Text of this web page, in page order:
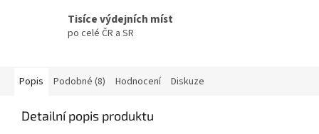
Tisíce výdejních míst
po celé ČR a SR
Popis Podobné (8) Hodnocení Diskuze
Detailní popis produktu